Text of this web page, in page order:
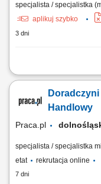
specjalista / specjalistka
aplikuj szybko
3 dni
Twój obszar
doradztwo produktowe
klientów. Udział w
Doradczyni / Doradca
Handlowy
Praca.pl
specjalista / specjalistka
etat
rekrutacja online
7 dni